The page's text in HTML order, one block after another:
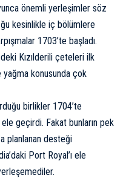
önemli yerleşimler söz
kesinlikle iç bölümlere
1703’te başladı.
Kızılderili çeteleri ilk
yağma konusunda çok
birlikler 1704’te
ele geçirdi. Fakat bunların pek
planlanan desteği
Port Royal’ı ele